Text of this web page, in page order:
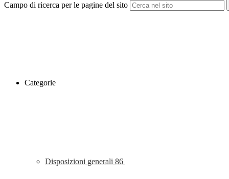
Campo di ricerca per le pagine del sito
Categorie
Disposizioni generali 86